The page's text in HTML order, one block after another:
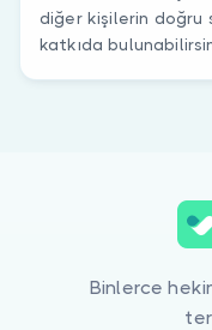
diğer kişilerin doğru
katkıda
Binlerce